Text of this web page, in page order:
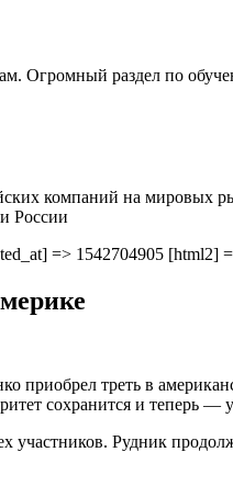
Огромный раздел по
компаний на мировых
России
=> 1542704905 [html2]
приобрел треть в
сохранится и теперь —
участников. Рудник